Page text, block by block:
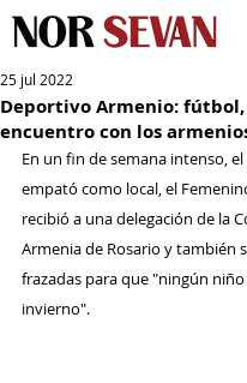
Deportivo Armenio:
encuentro con los
25 jul 2022
En un fin de semana intenso,
empató como local, el
recibió a una delegación de la
Armenia de Rosario y también
frazadas para que "ningún
invierno".